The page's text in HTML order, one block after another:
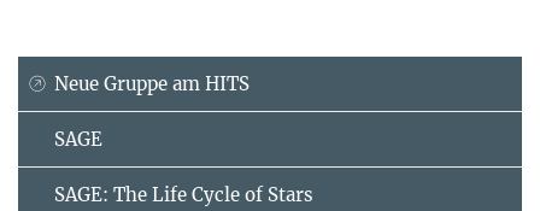
Neue Gruppe am HITS
SAGE
SAGE: The Life Cycle of Stars